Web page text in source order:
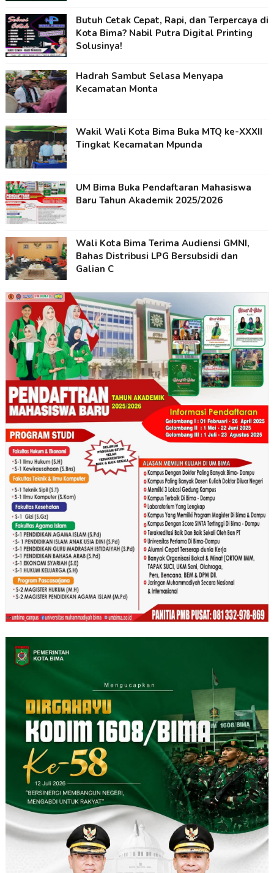
Butuh Cetak Cepat, Rapi, dan Terpercaya di
Kota Bima? Nabil Putra Digital Printing
Solusinya!
Hadrah Sambut Selasa Menyapa
Kecamatan Monta
Wakil Wali Kota Bima Buka MTQ ke-XXXII
Tingkat Kecamatan Mpunda
UM Bima Buka Pendaftaran Mahasiswa
Baru Tahun Akademik 2025/2026
Wali Kota Bima Terima Audiensi GMNI,
Bahas Distribusi LPG Bersubsidi dan
Galian C